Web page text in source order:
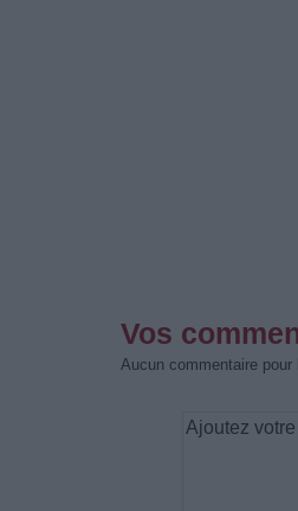
Vos
Aucun commentaire pour